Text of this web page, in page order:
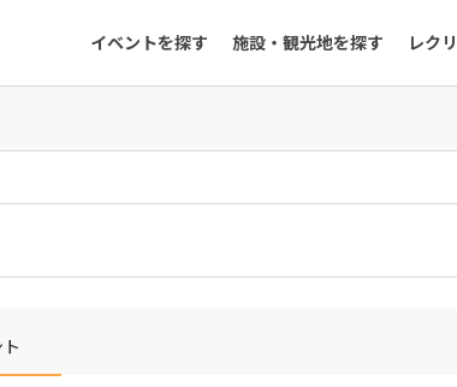
イベントを探す 施設・観光地を探す レク